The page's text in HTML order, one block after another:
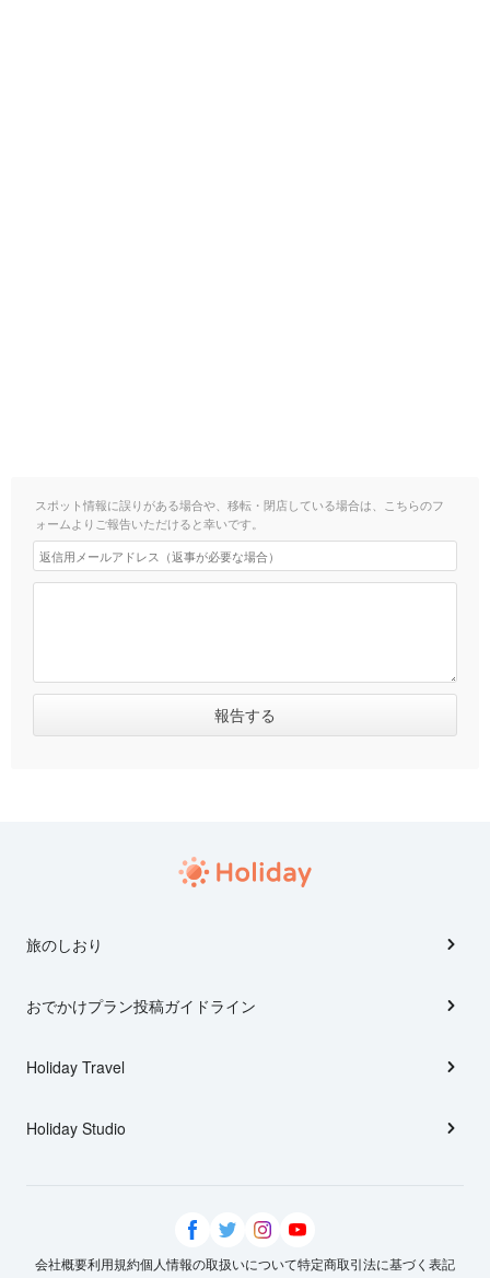
スポット情報に誤りがある場合や、移転・閉店している場合は、こちらのフ
ォームよりご報告いただけると幸いです。
旅のしおり
おでかけプラン投稿ガイドライン
Holiday Travel
Holiday Studio
会社概要利用規約個人情報の取扱いについて特定商取引法に基づく表記